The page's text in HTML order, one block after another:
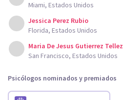
Miami, Estados Unidos
Jessica Perez Rubio
Florida, Estados Unidos
Maria De Jesus Gutierrez Tellez
San Francisco, Estados Unidos
Psicólogos nominados y premiados